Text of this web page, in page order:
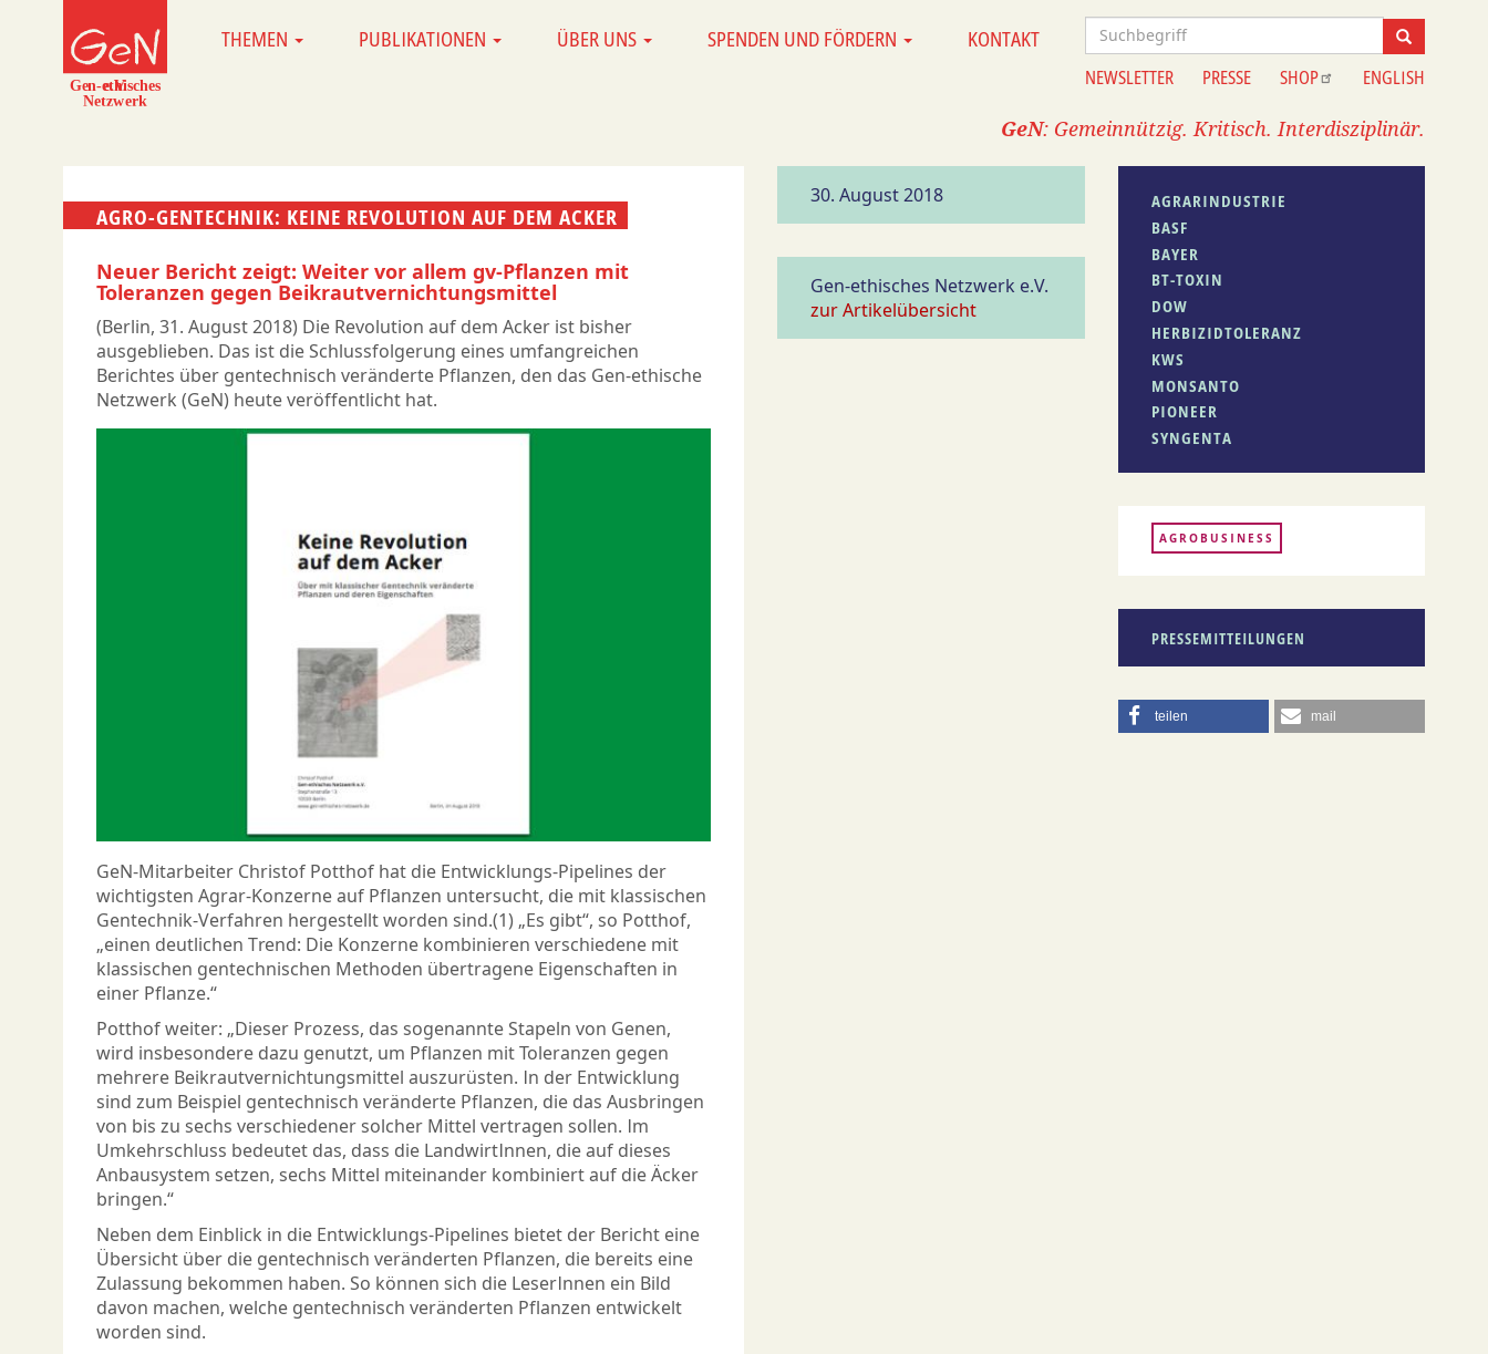
MAINTHEMEN PUBLIKATIONEN ÜBER UNS SPENDEN UND FÖRDERN KONTAKT Suche
Information
NEWSLETTER PRESSE SHOP ENGLISH
GeN: Gemeinnützig. Kritisch. Interdisziplinär.
AGRO-GENTECHNIK: KEINE REVOLUTION AUF DEM ACKER
Neuer Bericht zeigt: Weiter vor allem gv-Pflanzen mit
Toleranzen gegen Beikrautvernichtungsmittel
(Berlin, 31. August 2018) Die Revolution auf dem Acker ist bisher
ausgeblieben. Das ist die Schlussfolgerung eines umfangreichen
Berichtes über gentechnisch veränderte Pflanzen, den das Gen-ethische
Netzwerk (GeN) heute veröffentlicht hat.
GeN-Mitarbeiter Christof Potthof hat die Entwicklungs-Pipelines der
wichtigsten Agrar-Konzerne auf Pflanzen untersucht, die mit klassischen
Gentechnik-Verfahren hergestellt worden sind.(1) „Es gibt“, so Potthof,
„einen deutlichen Trend: Die Konzerne kombinieren verschiedene mit
klassischen gentechnischen Methoden übertragene Eigenschaften in
einer Pflanze.“
Potthof weiter: „Dieser Prozess, das sogenannte Stapeln von Genen,
wird insbesondere dazu genutzt, um Pflanzen mit Toleranzen gegen
mehrere Beikrautvernichtungsmittel auszurüsten. In der Entwicklung
sind zum Beispiel gentechnisch veränderte Pflanzen, die das Ausbringen
von bis zu sechs verschiedener solcher Mittel vertragen sollen. Im
Umkehrschluss bedeutet das, dass die LandwirtInnen, die auf dieses
Anbausystem setzen, sechs Mittel miteinander kombiniert auf die Äcker
bringen.“
Neben dem Einblick in die Entwicklungs-Pipelines bietet der Bericht eine
Übersicht über die gentechnisch veränderten Pflanzen, die bereits eine
Zulassung bekommen haben. So können sich die LeserInnen ein Bild
davon machen, welche gentechnisch veränderten Pflanzen entwickelt
worden sind.
30. August 2018
Gen-ethisches Netzwerk e.V.
zur Artikelübersicht
AGRARINDUSTRIE
BASF
BAYER
BT-TOXIN
DOW
HERBIZIDTOLERANZ
KWS
MONSANTO
PIONEER
SYNGENTA
AGROBUSINESS
PRESSEMITTEILUNGEN
teilen mail